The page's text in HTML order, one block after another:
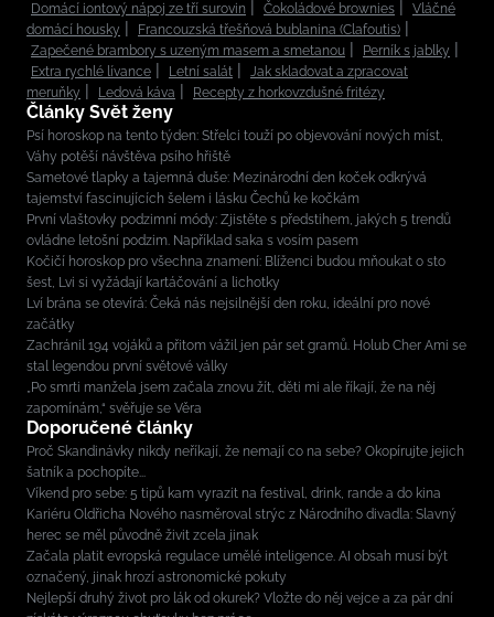
Domácí iontový nápoj ze tří surovin
Čokoládové brownies
Vláčné
domácí housky
Francouzská třešňová bublanina (Clafoutis)
Zapečené brambory s uzeným masem a smetanou
Perník s jablky
Extra rychlé lívance
Letní salát
Jak skladovat a zpracovat
meruňky
Ledová káva Recepty z horkovzdušné fritézy
Články Svět ženy
Psí horoskop na tento týden: Střelci touží po objevování nových míst,
Váhy potěší návštěva psího hřiště
Sametové tlapky a tajemná duše: Mezinárodní den koček odkrývá
tajemství fascinujících šelem i lásku Čechů ke kočkám
První vlaštovky podzimní módy: Zjistěte s předstihem, jakých 5 trendů
ovládne letošní podzim. Například saka s vosím pasem
Kočičí horoskop pro všechna znamení: Blíženci budou mňoukat o sto
šest, Lvi si vyžádají kartáčování a lichotky
Lví brána se otevírá: Čeká nás nejsilnější den roku, ideální pro nové
začátky
Zachránil 194 vojáků a přitom vážil jen pár set gramů. Holub Cher Ami se
stal legendou první světové války
„Po smrti manžela jsem začala znovu žít, děti mi ale říkají, že na něj
zapomínám,“ svěřuje se Věra
Doporučené články
Proč Skandinávky nikdy neříkají, že nemají co na sebe? Okopírujte jejich
šatník a pochopíte...
Víkend pro sebe: 5 tipů kam vyrazit na festival, drink, rande a do kina
Kariéru Oldřicha Nového nasměroval strýc z Národního divadla: Slavný
herec se měl původně živit zcela jinak
Začala platit evropská regulace umělé inteligence. AI obsah musí být
označený, jinak hrozí astronomické pokuty
Nejlepší druhý život pro lák od okurek? Vložte do něj vejce a za pár dní